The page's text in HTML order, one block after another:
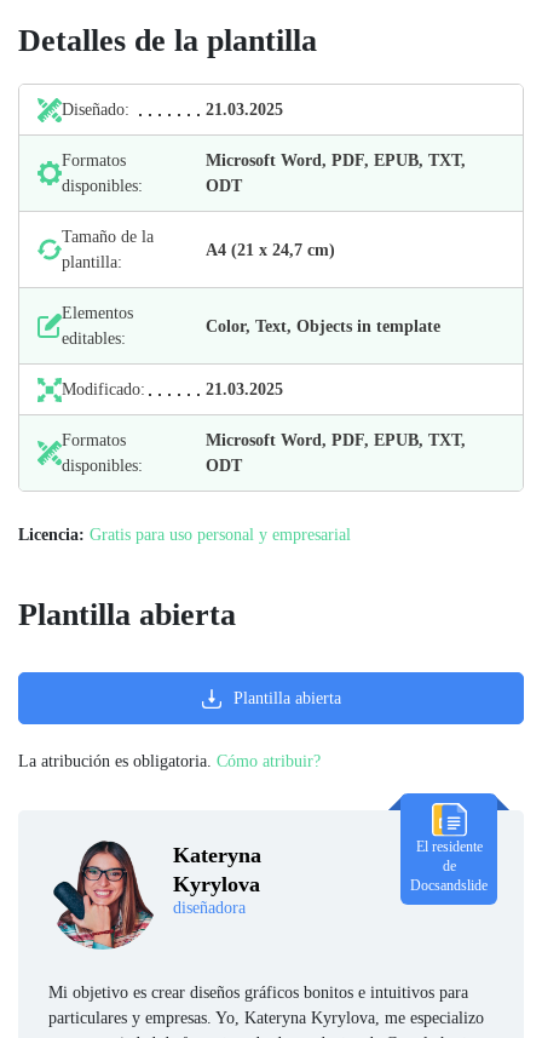
Detalles de la plantilla
Diseñado: 21.03.2025
Formatos
disponibles:
Microsoft Word, PDF, EPUB, TXT,
ODT
Tamaño de la
plantilla:
А4 (21 х 24,7 cm)
Elementos
editables:
Color, Text, Objects in template
Modificado: 21.03.2025
Formatos
disponibles:
Microsoft Word, PDF, EPUB, TXT,
ODT
Licencia: Gratis para uso personal y empresarial
Kateryna
Kyrylova
diseñadora
El residente
de
Docsandslide
Mi objetivo es crear diseños gráficos bonitos e intuitivos para
particulares y empresas. Yo, Kateryna Kyrylova, me especializo
Plantilla abierta
Plantilla abierta
La atribución es obligatoria. Cómo atribuir?